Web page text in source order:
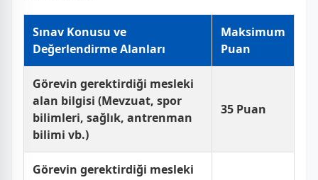
Sınav Konusu ve
Değerlendirme Alanları
Maksimum
Puan
Görevin gerektirdiği mesleki
alan bilgisi (Mevzuat, spor
bilimleri, sağlık, antrenman
bilimi vb.)
35 Puan
Görevin gerektirdiği mesleki